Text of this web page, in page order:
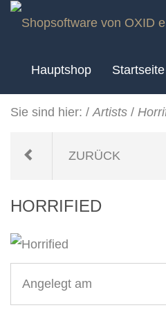
Hauptshop Startseite
Sie sind hier: / Artists /
ZURÜCK
HORRIFIED
Angelegt am